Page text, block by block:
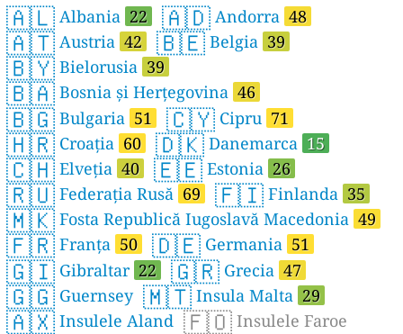
🇦🇱 Albania 22 🇦🇩 Andorra 48
🇦🇹 Austria 42 🇧🇪 Belgia 39
🇧🇾 Bielorusia 39
🇧🇦 Bosnia și Herțegovina 46
🇧🇬 Bulgaria 51 🇨🇾 Cipru 71
🇭🇷 Croația 60 🇩🇰 Danemarca 15
🇨🇭 Elveția 40 🇪🇪 Estonia 26
🇷🇺 Federația Rusă 69 🇫🇮 Finlanda 35
🇲🇰 Fosta Republică Iugoslavă Macedonia 49
🇫🇷 Franța 50 🇩🇪 Germania 51
🇬🇮 Gibraltar 22 🇬🇷 Grecia 47
🇬🇬 Guernsey 🇲🇹 Insula Malta 29
🇦🇽 Insulele Aland 🇫🇴 Insulele Faroe